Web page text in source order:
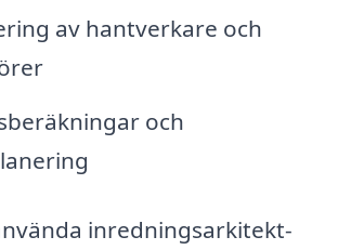
av hantverkare och
och
inredningsarkitekt-